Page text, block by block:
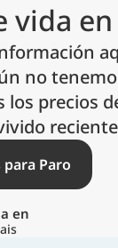
vida en
no
los precios
Paro
en